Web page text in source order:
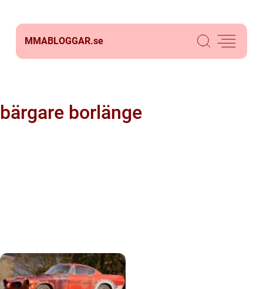
MMABLOGGAR.se
bärgare borlänge